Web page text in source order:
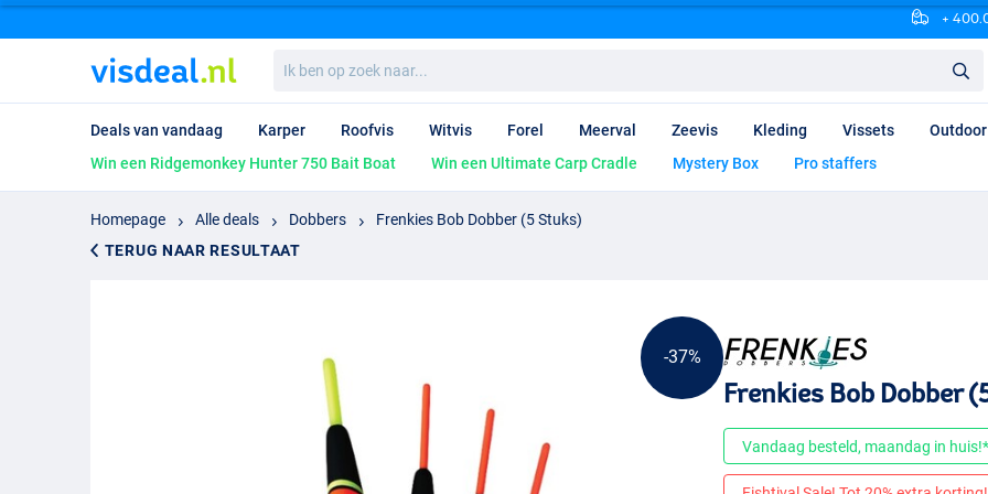
+
ben
op
naar...
Deals van vandaag Karper Roofvis Witvis Forel Meerval Zeevis Kleding Vissets Outdoor
Win een Ridgemonkey Hunter 750 Bait Boat
Win een Ultimate Carp Cradle Mystery Box Pro staffers
Homepage Alle deals Dobbers
Frenkies Bob Dobber (5 Stuks)
TERUG NAAR RESULTAAT
-37%
Frenkies Bob Dobber
Vandaag besteld, maandag in huis!*